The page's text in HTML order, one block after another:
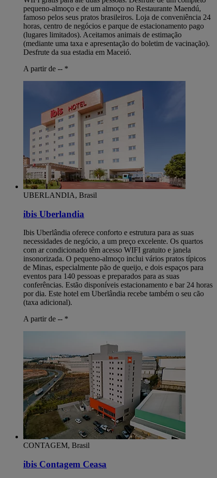
pequeno-almoço e de um almoço no Restaurante Maendú,
famoso pelos seus pratos brasileiros. Loja de conveniência 24
horas, centro de negócios e parque de estacionamento pago
(lugares limitados). Aceitamos animais de estimação
(mediante uma taxa e apresentação do boletim de vacinação).
Desfrute da sua estadia em Maceió.
A partir de -- *
UBERLANDIA, Brasil
ibis Uberlandia
Ibis Uberlândia oferece conforto e estrutura para as suas
necessidades de negócio, a um preço excelente. Os quartos
com ar condicionado têm acesso WIFI gratuito e janela
insonorizada. O pequeno-almoço inclui vários pratos típicos
de Minas, especialmente pão de queijo, e dois espaços para
eventos para 140 pessoas e preparados para as suas
conferências. Estão disponíveis estacionamento e bar 24 horas
por dia. Este hotel em Uberlândia recebe também o seu cão
(taxa adicional).
A partir de -- *
CONTAGEM, Brasil
ibis Contagem Ceasa